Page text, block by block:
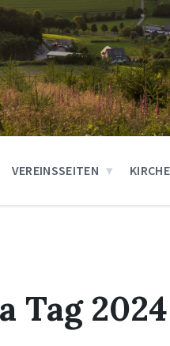
VEREINSSEITEN KIRCHE
Tag 2024